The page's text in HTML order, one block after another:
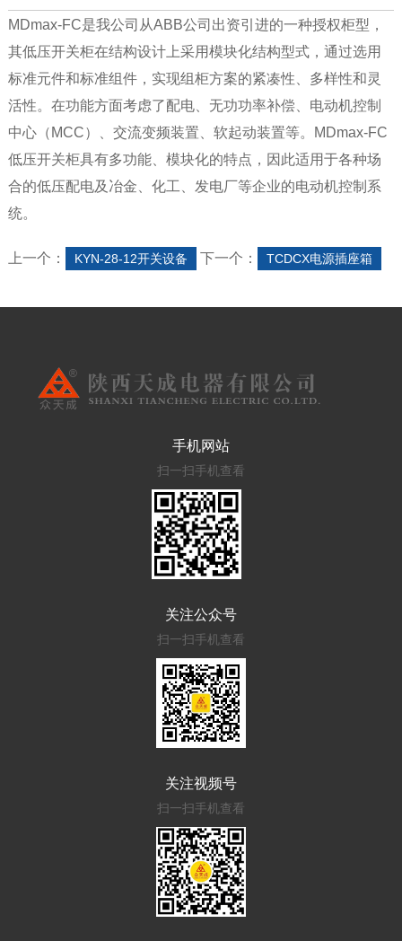
MDmax-FC是我公司从ABB公司出资引进的一种授权柜型，
其低压开关柜在结构设计上采用模块化结构型式，通过选用
标准元件和标准组件，实现组柜方案的紧凑性、多样性和灵
活性。在功能方面考虑了配电、无功功率补偿、电动机控制
中心（MCC）、交流变频装置、软起动装置等。MDmax-FC
低压开关柜具有多功能、模块化的特点，因此适用于各种场
合的低压配电及冶金、化工、发电厂等企业的电动机控制系
统。
上一个： KYN-28-12开关设备 下一个： TCDCX电源插座箱
手机网站
扫一扫手机查看
关注公众号
扫一扫手机查看
关注视频号
扫一扫手机查看